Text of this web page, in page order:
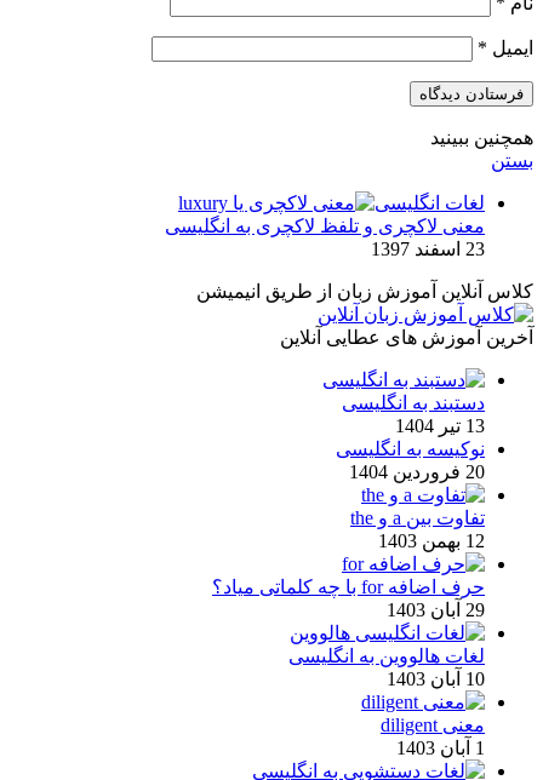
ایمیل *
همچنین ببینید
بستن
لغات انگلیسی
معنی لاکچری و تلفظ لاکچری به انگلیسی
23 اسفند 1397
کلاس آنلاین آموزش زبان از طریق انیمیشن
آخرین آموزش های عطایی آنلاین
دستبند به انگلیسی
13 تیر 1404
نوکیسه به انگلیسی
20 فروردین 1404
تفاوت بین a و the
12 بهمن 1403
حرف اضافه for با چه کلماتی میاد؟
29 آبان 1403
لغات هالووین به انگلیسی
10 آبان 1403
معنی diligent
1 آبان 1403